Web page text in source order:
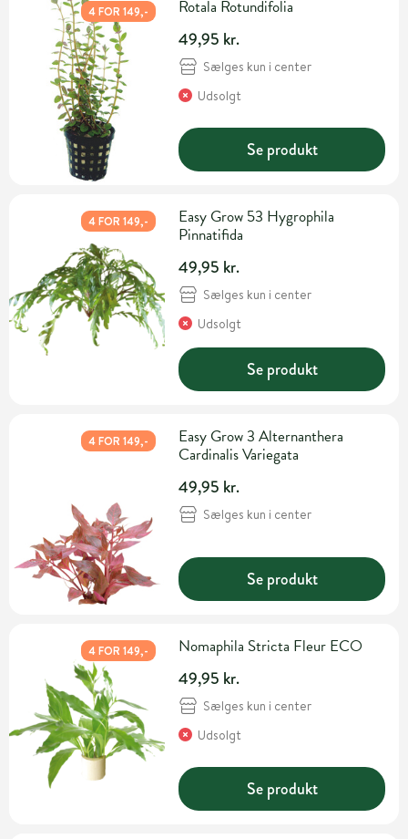
4 FOR 149,- Rotala Rotundifolia
49,95 kr.
Sælges kun i center
Udsolgt
Se produkt
4 FOR 149,-
Easy Grow 53 Hygrophila
Pinnatifida
49,95 kr.
Sælges kun i center
Udsolgt
Se produkt
4 FOR 149,-
Easy Grow 3 Alternanthera
Cardinalis Variegata
49,95 kr.
Sælges kun i center
Se produkt
4 FOR 149,- Nomaphila Stricta Fleur ECO
49,95 kr.
Sælges kun i center
Udsolgt
Se produkt